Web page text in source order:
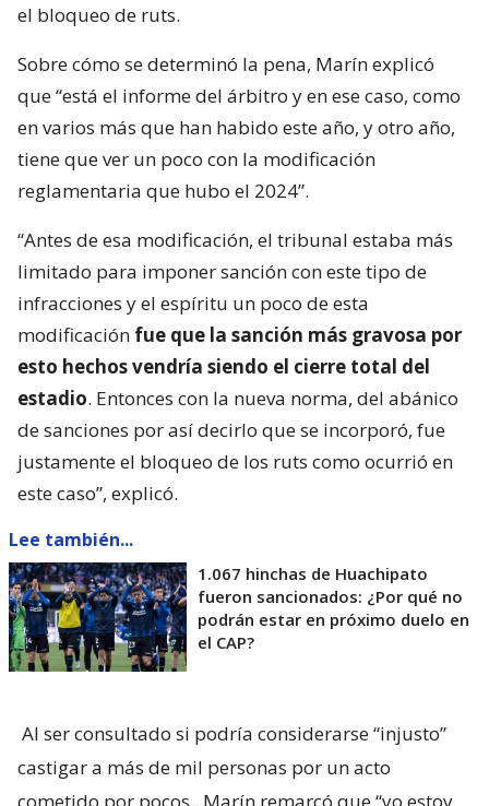
el bloqueo de ruts.
Sobre cómo se determinó la pena, Marín explicó
que “está el informe del árbitro y en ese caso, como
en varios más que han habido este año, y otro año,
tiene que ver un poco con la modificación
reglamentaria que hubo el 2024”.
“Antes de esa modificación, el tribunal estaba más
limitado para imponer sanción con este tipo de
infracciones y el espíritu un poco de esta
modificación fue que la sanción más gravosa por
esto hechos vendría siendo el cierre total del
estadio. Entonces con la nueva norma, del abánico
de sanciones por así decirlo que se incorporó, fue
justamente el bloqueo de los ruts como ocurrió en
este caso”, explicó.
Lee también...
1.067 hinchas de Huachipato
fueron sancionados: ¿Por qué no
podrán estar en próximo duelo en
el CAP?
Al ser consultado si podría considerarse “injusto”
castigar a más de mil personas por un acto